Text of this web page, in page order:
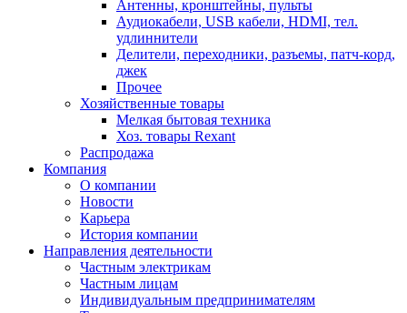
Антенны, кронштейны, пульты
Аудиокабели, USB кабели, HDMI, тел.
удлиннители
Делители, переходники, разъемы, патч-корд,
джек
Прочее
Хозяйственные товары
Мелкая бытовая техника
Хоз. товары Rexant
Распродажа
Компания
О компании
Новости
Карьера
История компании
Направления деятельности
Частным электрикам
Частным лицам
Индивидуальным предпринимателям